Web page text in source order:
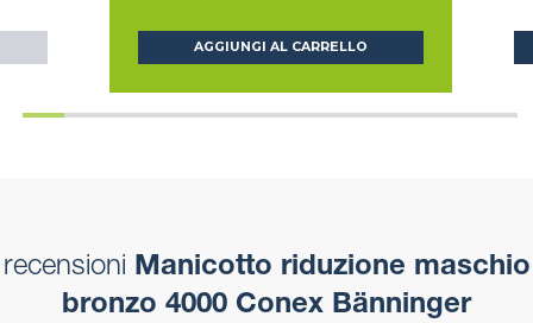
AGGIUNGI AL CARRELLO
recensioni Manicotto riduzione maschio
bronzo 4000 Conex Bänninger